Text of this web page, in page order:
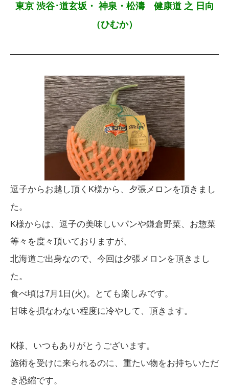
東京 渋谷･道玄坂・ 神泉・松濤 健康道 之 日向
（ひむか）
逗子からお越し頂くK様から、夕張メロンを頂きまし
た。
K様からは、逗子の美味しいパンや鎌倉野菜、お惣菜
等々を度々頂いておりますが、
北海道ご出身なので、今回は夕張メロンを頂きまし
た。
食べ頃は7月1日(火)。とても楽しみです。
甘味を損なわない程度に冷やして、頂きます。
K様、いつもありがとうございます。
施術を受けに来られるのに、重たい物をお持ちいただ
き恐縮です。